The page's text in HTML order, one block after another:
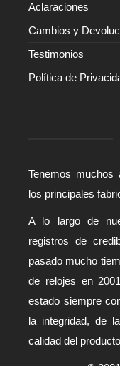
Aclaraciones
Cambios y
Testimonios
Política de
Tenemos muchos
los principales
A lo largo de
registros de
pasado mucho
de relojes en
estado siempre
la integridad, de
calidad del